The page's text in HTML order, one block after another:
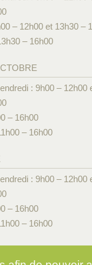
– 12h00 et 13h30 –
– 16h00
: 9h00 – 12h00
– 16h00
– 16h00
: 9h00 – 12h00
– 16h00
– 16h00